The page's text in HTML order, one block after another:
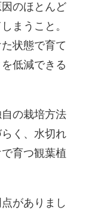
のほとんど
まうこと。
状態で育て
低減できる
の栽培方法
く、水切れ
育つ観葉植
がありまし